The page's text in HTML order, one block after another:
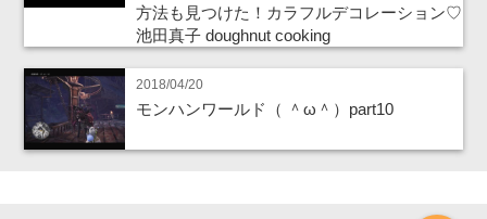
方法も見つけた！カラフルデコレーション♡
池田真子 doughnut cooking
2018/04/20
モンハンワールド（ ＾ω＾）part10